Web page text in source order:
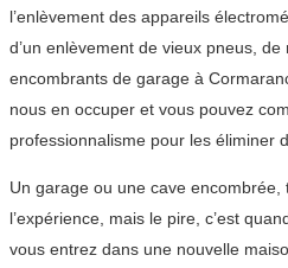
l’enlèvement des appareils
d’un enlèvement de vieux pneus,
encombrants de garage à
nous en occuper et vous pouvez
professionnalisme pour les éliminer
Un garage ou une cave
l’expérience, mais le pire, c’est
vous entrez dans une nouvelle